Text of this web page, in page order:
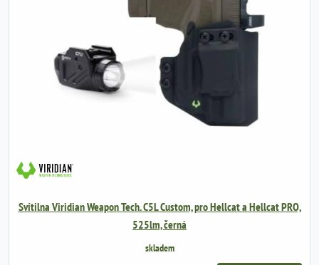
Svítilna Viridian Weapon Tech. C5L Custom, pro Hellcat a Hellcat PRO,
525lm, černá
skladem